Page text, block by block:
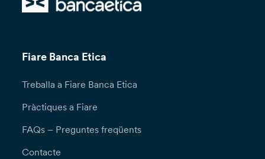
Fiare Banca Etica
Treballa a Fiare Banca Etica
Pràctiques a Fiare
FAQs – Preguntes freqüents
Contacte